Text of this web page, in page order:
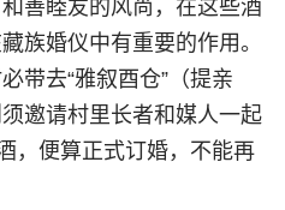
睦友的风尚，在这些酒
族婚仪中有重要的作用。
带去“雅叙酉仓”（提亲
邀请村里长者和媒人一起
，便算正式订婚，不能再